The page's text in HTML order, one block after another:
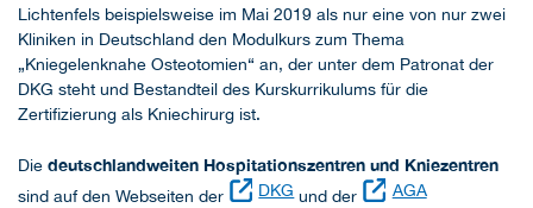
Lichtenfels beispielsweise im Mai 2019 als nur eine von nur zwei
Kliniken in Deutschland den Modulkurs zum Thema
„Kniegelenknahe Osteotomien“ an, der unter dem Patronat der
DKG steht und Bestandteil des Kurskurrikulums für die
Zertifizierung als Kniechirurg ist.
Die deutschlandweiten Hospitationszentren und Kniezentren
sind auf den Webseiten der DKGund der
AGA